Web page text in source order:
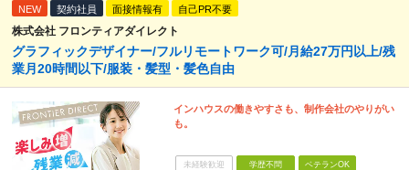
NEW 契約社員 面接情報有 自己PR不要
株式会社 フロンティアダイレクト
グラフィックデザイナー/フルリモートワーク可/月給27万円以上/残
業月20時間以下/服装・髪型・髪色自由
インハウスの働きやすさも、制作会社のやりがい
も。
未経験歓迎 学歴不問 ベテランOK